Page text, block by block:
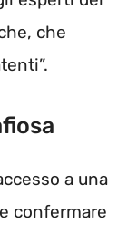
che
a una
confermare